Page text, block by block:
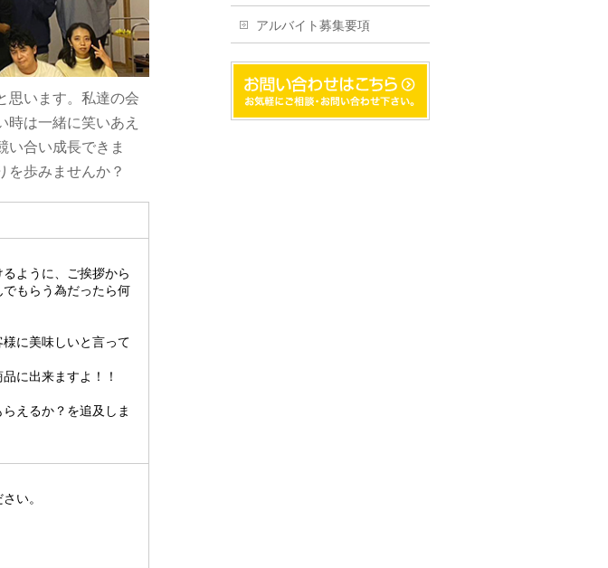
思います。私達の会
時は一緒に笑いあえ
い合い成長できま
を歩みませんか？
ように、ご挨拶から
もらう為だったら何
に美味しいと言って
に出来ますよ！！
えるか？を追及しま
い。
アルバイト募集要項